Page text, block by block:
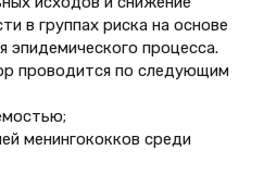
в группах риска на основе
эпидемического процесса.
проводится по следующим
менингококков среди